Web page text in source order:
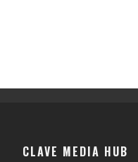
CLAVE MEDIA HUB